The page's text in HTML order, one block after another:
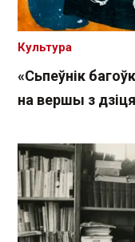
«Сьпеўнік
на вершы з
Культура